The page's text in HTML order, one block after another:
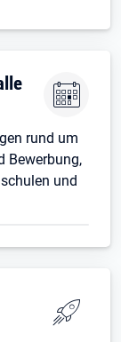
rund um
Bewerbung,
und